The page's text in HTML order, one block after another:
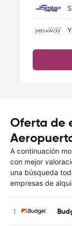
Oferta de
A continuación
con mejor
una búsqueda
empresas de